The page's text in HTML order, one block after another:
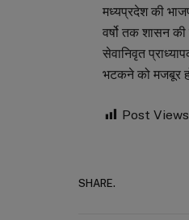
मध्यप्रदेश की
वर्षो तक शासन
सेवानिवृत
भटकने को मजबूर
Post
SHARE.